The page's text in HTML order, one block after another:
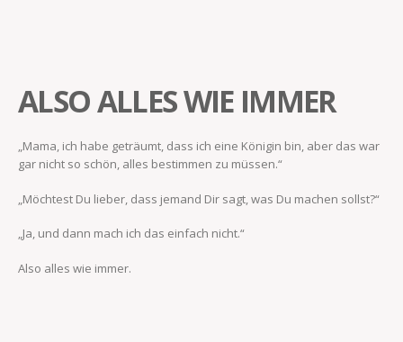
ALSO ALLES WIE IMMER
„Mama, ich habe geträumt, dass ich eine Königin bin, aber das war
gar nicht so schön, alles bestimmen zu müssen.“
„Möchtest Du lieber, dass jemand Dir sagt, was Du machen sollst?“
„Ja, und dann mach ich das einfach nicht.“
Also alles wie immer.